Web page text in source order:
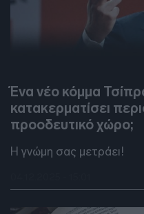
Ένα νέο κόμμα
κατακερματίσει
προοδευτικό χώρο;
Η γνώμη σας μετράει!